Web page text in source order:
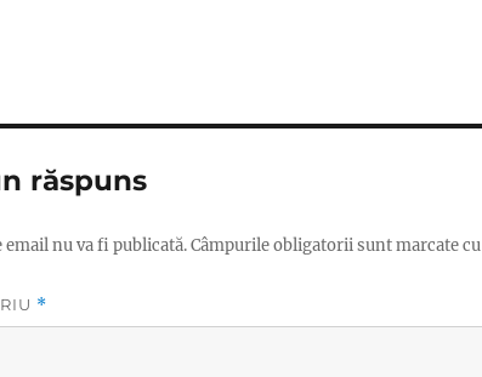
răspuns
email nu va fi publicată.Câmpurile obligatorii sunt marcate cu
*